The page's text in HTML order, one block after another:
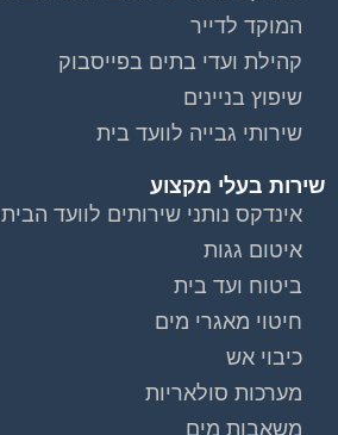
המוקד לדייר
קהילת ועדי בתים בפייסבוק
שיפוץ בניינים
שירותי גבייה לוועד בית
שירות בעלי מקצוע
אינדקס נותני שירותים לוועד הבית
איטום גגות
ביטוח ועד בית
חיטוי מאגרי מים
כיבוי אש
מערכות סולאריות
משאבות מים